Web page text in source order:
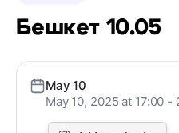
Бешкет 10.05
May 10
May 10, 2025 at 17:00